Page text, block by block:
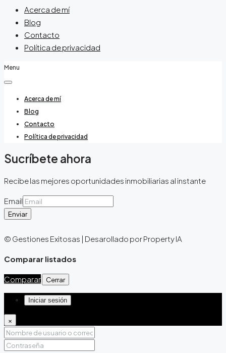
Acerca de mí
Blog
Contacto
Política de privacidad
Menu
Acerca de mí
Blog
Contacto
Política de privacidad
Sucríbete ahora
Recibe las mejores oportunidades inmobiliarias al instante
Email
Enviar
© Gestiones Exitosas | Desarollado por Property IA
Comparar listados
Comparar Cerrar
Iniciar sesión
×